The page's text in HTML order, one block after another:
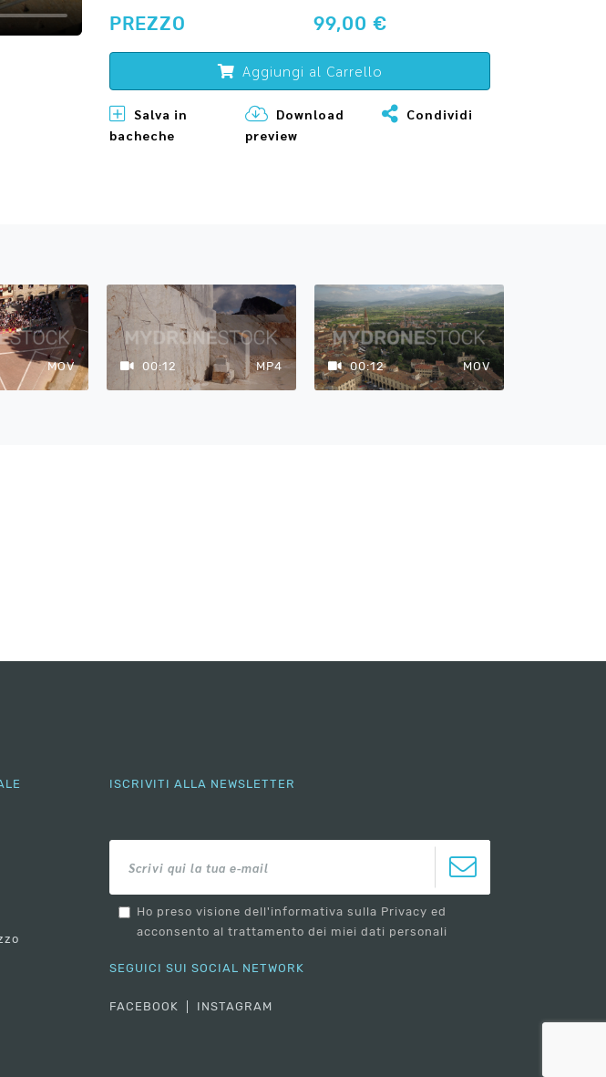
PREZZO 99,00 €
Aggiungi al Carrello
Salva in
bacheche
Download
preview
Condividi
MOV 00:12 MP4 00:12 MOV
ISCRIVITI ALLA NEWSLETTER
Ho preso visione dell'informativa sulla Privacy ed
acconsento al trattamento dei miei dati personali
SEGUICI SUI SOCIAL NETWORK
FACEBOOK INSTAGRAM